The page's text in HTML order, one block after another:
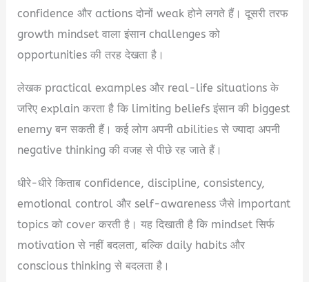
confidence और actions दोनों weak होने लगते हैं। दूसरी तरफ
growth mindset वाला इंसान challenges को
opportunities की तरह देखता है।
लेखक practical examples और real-life situations के
जरिए explain करता है कि limiting beliefs इंसान की biggest
enemy बन सकती हैं। कई लोग अपनी abilities से ज्यादा अपनी
negative thinking की वजह से पीछे रह जाते हैं।
धीरे-धीरे किताब confidence, discipline, consistency,
emotional control और self-awareness जैसे important
topics को cover करती है। यह दिखाती है कि mindset सिर्फ
motivation से नहीं बदलता, बल्कि daily habits और
conscious thinking से बदलता है।